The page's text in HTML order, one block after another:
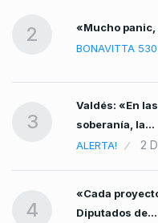
2
«Mucho panic,
BONAVITTA 530
3
Valdés: «En
soberanía, la…
ALERTA!
2
4
«Cada
Diputados de…